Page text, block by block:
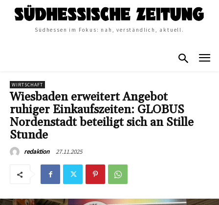
Südhessen im Fokus: nah, verständlich, aktuell.
WIRTSCHAFT
Wiesbaden erweitert Angebot
ruhiger Einkaufszeiten: GLOBUS
Nordenstadt beteiligt sich an Stille
Stunde
redaktion 27.11.2025